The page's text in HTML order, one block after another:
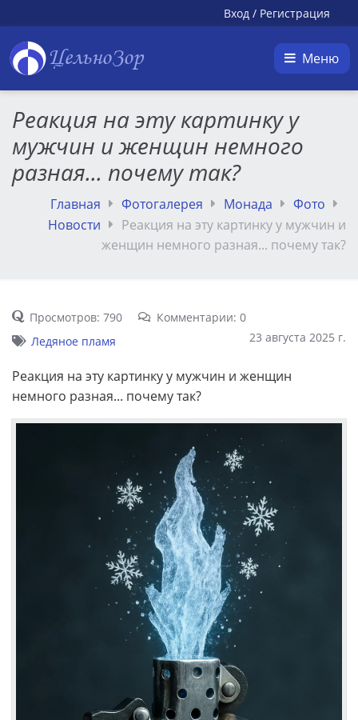
Вход / Регистрация
ЦельноЗор Меню
Реакция на эту картинку у
мужчин и женщин немного
разная... почему так?
Главная Фотогалерея Монада
Фото
Новости
Реакция на эту картинку у мужчин и
женщин немного разная... почему так?
Просмотров: 790
Комментарии: 0
23 августа 2025 г.
Ледяное пламя
Реакция на эту картинку у мужчин и женщин
немного разная... почему так?